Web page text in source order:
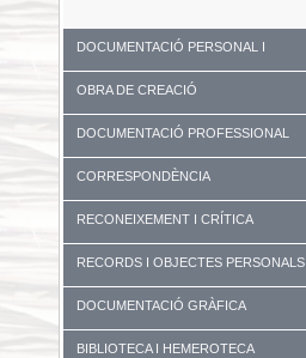
DOCUMENTACIÓ PERSONAL I
FAMILIAR
OBRA DE CREACIÓ
DOCUMENTACIÓ PROFESSIONAL
CORRESPONDÈNCIA
RECONEIXEMENT I CRÍTICA
RECORDS I OBJECTES PERSONALS
DOCUMENTACIÓ GRÀFICA
BIBLIOTECA I HEMEROTECA